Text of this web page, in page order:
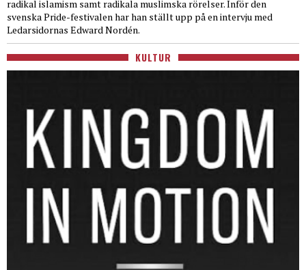
radikal islamism samt radikala muslimska rörelser. Inför den
svenska Pride-festivalen har han ställt upp på en intervju med
Ledarsidornas Edward Nordén.
KULTUR